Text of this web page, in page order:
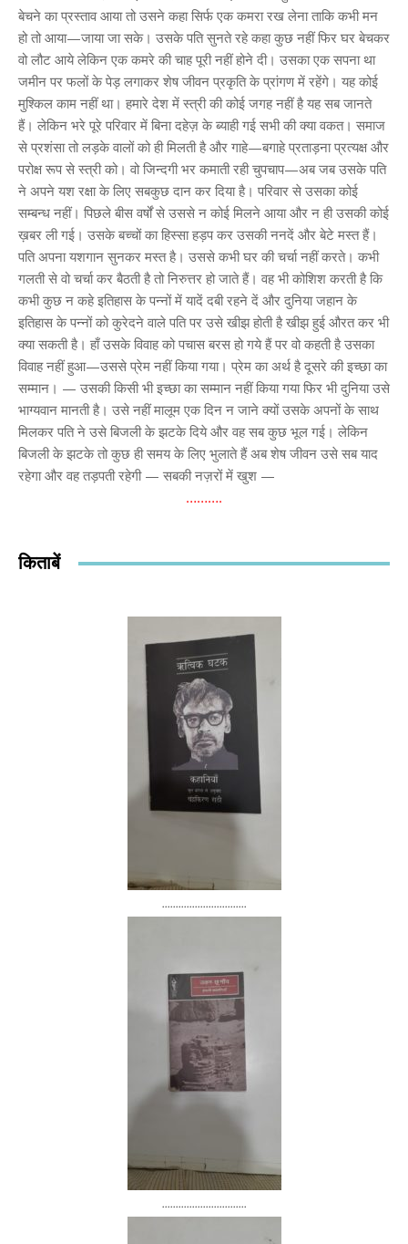
बेचने का प्रस्ताव आया तो उसने कहा सिर्फ एक कमरा रख लेना ताकि कभी मन
हो तो आया—जाया जा सके। उसके पति सुनते रहे कहा कुछ नहीं फिर घर बेचकर
वो लौट आये लेकिन एक कमरे की चाह पूरी नहीं होने दी। उसका एक सपना था
जमीन पर फलों के पेड़ लगाकर शेष जीवन प्रकृति के प्रांगण में रहेंगे। यह कोई
मुश्किल काम नहीं था। हमारे देश में स्त्री की कोई जगह नहीं है यह सब जानते
हैं। लेकिन भरे पूरे परिवार में बिना दहेज़ के ब्याही गई सभी की क्या वकत। समाज
से प्रशंसा तो लड़के वालों को ही मिलती है और गाहे—बगाहे प्रताड़ना प्रत्यक्ष और
परोक्ष रूप से स्त्री को। वो जिन्दगी भर कमाती रही चुपचाप—अब जब उसके पति
ने अपने यश रक्षा के लिए सबकुछ दान कर दिया है। परिवार से उसका कोई
सम्बन्ध नहीं। पिछले बीस वर्षों से उससे न कोई मिलने आया और न ही उसकी कोई
ख़बर ली गई। उसके बच्चों का हिस्सा हड़प कर उसकी ननदें और बेटे मस्त हैं।
पति अपना यशगान सुनकर मस्त है। उससे कभी घर की चर्चा नहीं करते। कभी
गलती से वो चर्चा कर बैठती है तो निरुत्तर हो जाते हैं। वह भी कोशिश करती है कि
कभी कुछ न कहे इतिहास के पन्नों में यादें दबी रहने दें और दुनिया जहान के
इतिहास के पन्नों को कुरेदने वाले पति पर उसे खीझ होती है खीझ हुई औरत कर भी
क्या सकती है। हाँ उसके विवाह को पचास बरस हो गये हैं पर वो कहती है उसका
विवाह नहीं हुआ—उससे प्रेम नहीं किया गया। प्रेम का अर्थ है दूसरे की इच्छा का
सम्मान। — उसकी किसी भी इच्छा का सम्मान नहीं किया गया फिर भी दुनिया उसे
भाग्यवान मानती है। उसे नहीं मालूम एक दिन न जाने क्यों उसके अपनों के साथ
मिलकर पति ने उसे बिजली के झटके दिये और वह सब कुछ भूल गई। लेकिन
बिजली के झटके तो कुछ ही समय के लिए भुलाते हैं अब शेष जीवन उसे सब याद
रहेगा और वह तड़पती रहेगी — सबकी नज़रों में खुश —
……….
किताबें
...............................
...............................